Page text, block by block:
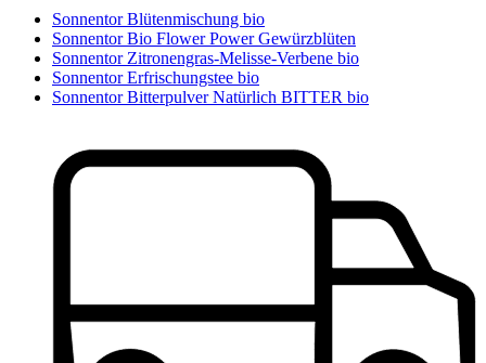
Sonnentor Blütenmischung bio
Sonnentor Bio Flower Power Gewürzblüten
Sonnentor Zitronengras-Melisse-Verbene bio
Sonnentor Erfrischungstee bio
Sonnentor Bitterpulver Natürlich BITTER bio